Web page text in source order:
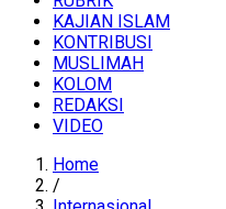
KAJIAN ISLAM
KONTRIBUSI
MUSLIMAH
KOLOM
REDAKSI
VIDEO
Home
/